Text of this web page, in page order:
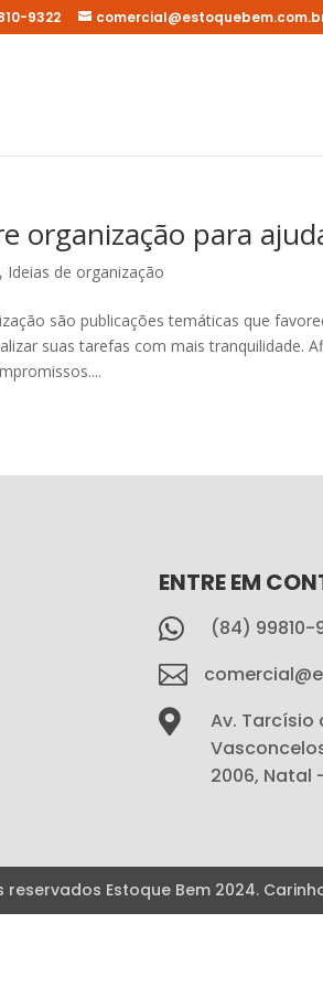
9322
organização para
, Ideias de organização
são publicações temáticas que
suas tarefas com mais tranquilidade.
ENTRE EM
 (84) 99810-


Av. Tarcísio
2006, Natal
Estoque Bem 2024.